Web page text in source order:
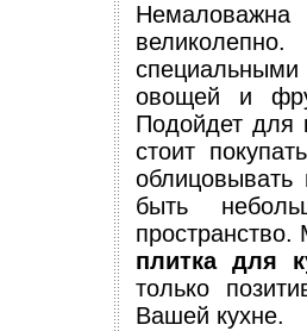
специальными
овощей и
Подойдет для
стоит
быть
плитка для
только
Вашей кухне.